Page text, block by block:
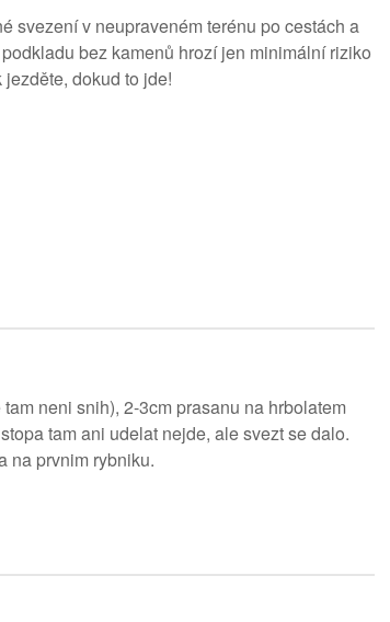
svezení v neupraveném terénu po cestách a
bez kamenů hrozí jen minimální riziko
dokud to jde!
neni snih), 2-3cm prasanu na hrbolatem
tam ani udelat nejde, ale svezt se dalo.
na prvnim rybniku.